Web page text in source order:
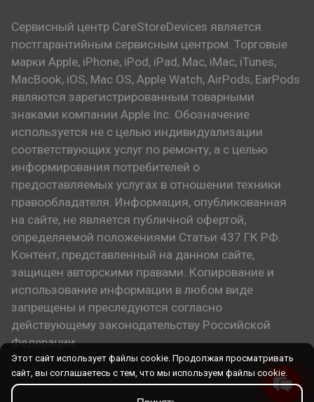
Сервисный центр CareStoreDevices является
постгарантийным сервисным центром. Торговые
марки Apple, iPhone, iPod, iPad, Mac, iMac, iTunes,
MacBook, iOS, Mac OS, Apple Watch, AirPods, EarPods
являются зарегистрированным товарными
знаками компании Apple Inc. Обозначение
используется не с целью индивидуализации
соответствующих услуг по ремонту, а с целью
информирования потребителей о
предоставляемых услугах в отношении техники
правообладателя. Информация, опубликованная
на сайте, не является публичной офертой,
определяемой положениями Статьи 437 ГК РФ.
Контент, представленный на данном сайте,
защищен авторскими правами. Копирование и
использование информации в любом виде
запрещены и преследуются согласно
действующему законодательству Российской
Федерации.
Этот сайт использует файлы cookie. Продолжая просматривать
сайт, вы соглашаетесь с тем, что мы используем файлы cookie.